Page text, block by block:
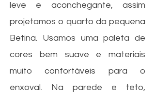
leve e aconchegante, assim
projetamos o quarto da pequena
Betina. Usamos uma paleta de
cores bem suave e materiais
muito confortáveis para o
enxoval. Na parede e teto,